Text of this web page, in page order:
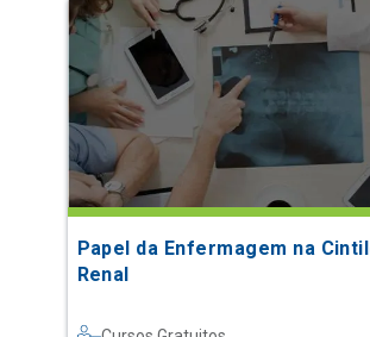
Papel da Enfermagem na
Renal